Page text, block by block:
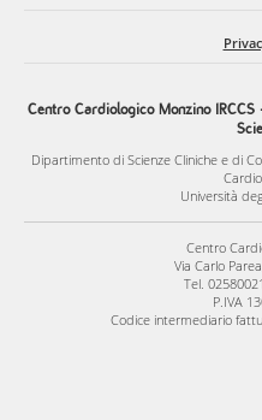
Centro Cardiologico Monzino
Dipartimento di Scienze Cliniche e di
Università
Centro
Via Carlo
Tel.
P.IVA
Codice intermediario